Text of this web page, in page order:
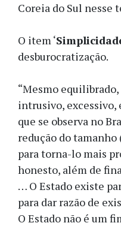
Coreia do Sul nesse
O item ‘
desburocratização.
“Mesmo
intrusivo, excessivo,
que se observa no
redução do tamanho
para torna-lo mais
honesto, além de
… O Estado existe
para dar razão de
O Estado não é um